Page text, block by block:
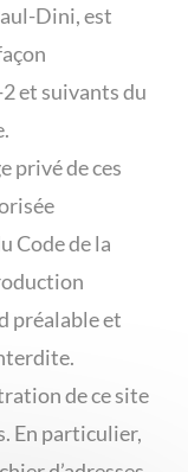
Dini, est
et suivants du
privé de ces
Code de la
préalable et
de ce site
En particulier,